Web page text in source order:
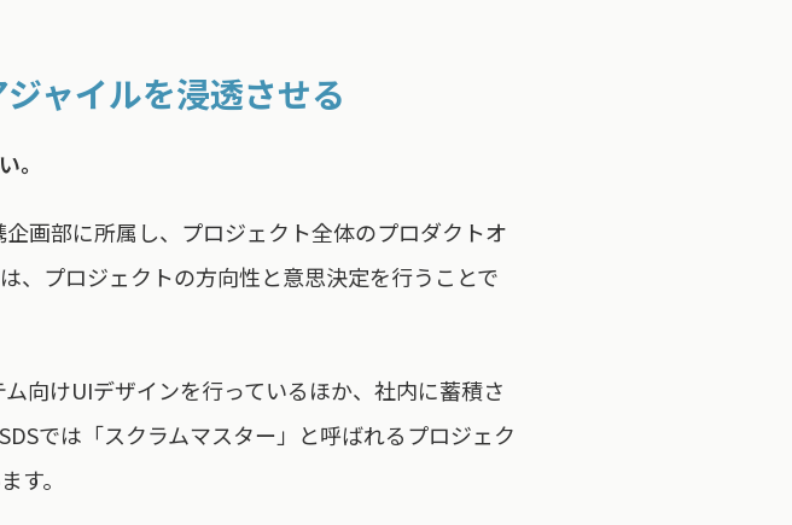
ャイルを浸透させる
。
画部に所属し、プロジェクト全体のプロダクトオ
、プロジェクトの方向性と意思決定を行うことで
向けUIデザインを行っているほか、社内に蓄積さ
では「スクラムマスター」と呼ばれるプロジェク
す。